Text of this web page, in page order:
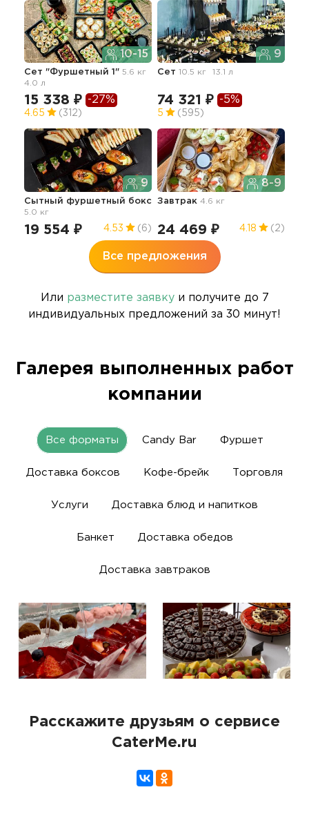
10-15
Сет "Фуршетный 1" 5.6 кг
4.0 л
15 338 ₽ -27%
4.65 (312)
9
Сет 10.5 кг 13.1 л
74 321 ₽ -5%
5 (595)
9
Сытный фуршетный бокс
5.0 кг
19 554 ₽ 4.53 (6)
8-9
Завтрак 4.6 кг
24 469 ₽ 4.18 (2)
Все предложения
Или разместите заявкуи получите до 7
индивидуальных предложений за 30 минут!
Галерея выполненных работ
компании
Все форматы Candy Bar Фуршет
Доставка боксов Кофе-брейк Торговля
Услуги Доставка блюд и напитков
Банкет Доставка обедов
Доставка завтраков
Расскажите друзьям о сервисе
CaterMe.ru